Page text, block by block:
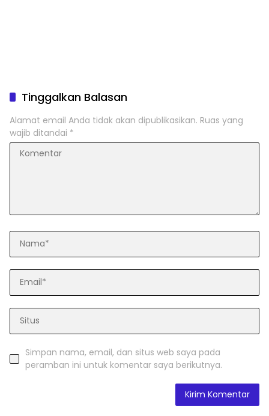
Tinggalkan Balasan
Alamat email Anda tidak akan dipublikasikan. Ruas yang
wajib ditandai *
Simpan nama, email, dan situs web saya pada
peramban ini untuk komentar saya berikutnya.